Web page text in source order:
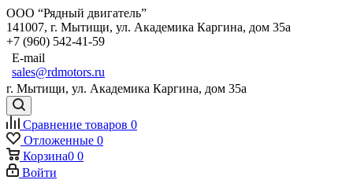
ООО “Рядный двигатель”
141007, г. Мытищи, ул. Академика Каргина, дом 35а
+7 (960) 542-41-59
E-mail
sales@rdmotors.ru
г. Мытищи, ул. Академика Каргина, дом 35а
Сравнение товаров 0
Отложенные 0
Корзина0 0
Войти